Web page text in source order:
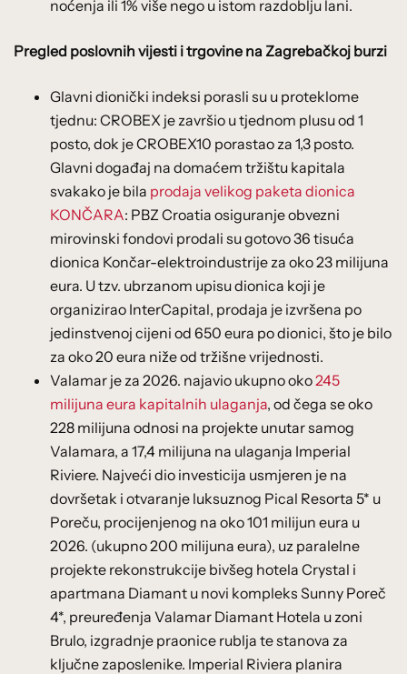
noćenja ili 1% više nego u istom razdoblju lani.
Pregled poslovnih vijesti i trgovine na Zagrebačkoj burzi
Glavni dionički indeksi porasli su u proteklome
tjednu: CROBEX je završio u tjednom plusu od 1
posto, dok je CROBEX10 porastao za 1,3 posto.
Glavni događaj na domaćem tržištu kapitala
svakako je bila prodaja velikog paketa dionica
KONČARA: PBZ Croatia osiguranje obvezni
mirovinski fondovi prodali su gotovo 36 tisuća
dionica Končar-elektroindustrije za oko 23 milijuna
eura. U tzv. ubrzanom upisu dionica koji je
organizirao InterCapital, prodaja je izvršena po
jedinstvenoj cijeni od 650 eura po dionici, što je bilo
za oko 20 eura niže od tržišne vrijednosti.
Valamar je za 2026. najavio ukupno oko245
milijuna eura kapitalnih ulaganja, od čega se oko
228 milijuna odnosi na projekte unutar samog
Valamara, a 17,4 milijuna na ulaganja Imperial
Riviere. Najveći dio investicija usmjeren je na
dovršetak i otvaranje luksuznog Pical Resorta 5* u
Poreču, procijenjenog na oko 101 milijun eura u
2026. (ukupno 200 milijuna eura), uz paralelne
projekte rekonstrukcije bivšeg hotela Crystal i
apartmana Diamant u novi kompleks Sunny Poreč
4*, preuređenja Valamar Diamant Hotela u zoni
Brulo, izgradnje praonice rublja te stanova za
ključne zaposlenike. Imperial Riviera planira